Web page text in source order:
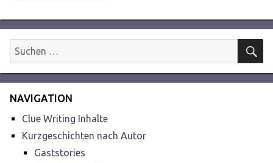
Suchen
nach:
NAVIGATION
Clue Writing Inhalte
Kurzgeschichten nach Autor
Gaststories